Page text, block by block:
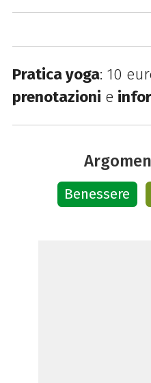
Pratica yoga: 10
prenotazioni e
Benessere